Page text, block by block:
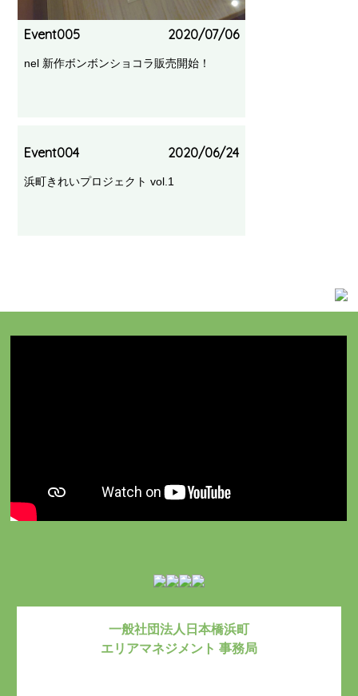
Event005 2020/07/06
nel 新作ボンボンショコラ販売開始！
Event004 2020/06/24
浜町きれいプロジェクト vol.1
一般社団法人日本橋浜町
エリアマネジメント 事務局